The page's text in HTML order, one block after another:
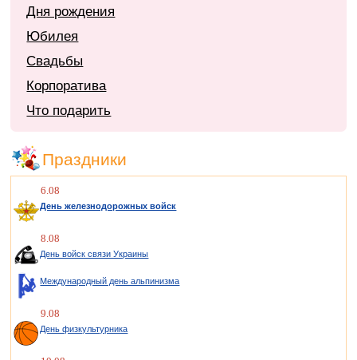
Дня рождения
Юбилея
Свадьбы
Корпоратива
Что подарить
Праздники
6.08
День железнодорожных войск
8.08
День войск связи Украины
Международный день альпинизма
9.08
День физкультурника